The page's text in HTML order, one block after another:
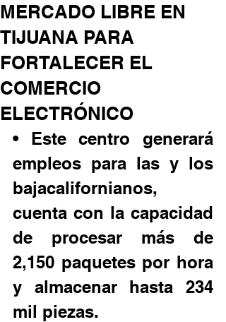
MERCADO LIBRE EN
TIJUANA PARA
FORTALECER EL
COMERCIO
ELECTRÓNICO
• Este centro generará
empleos para las y los
bajacalifornianos,
cuenta con la capacidad
de procesar más de
2,150 paquetes por hora
y almacenar hasta 234
mil piezas.